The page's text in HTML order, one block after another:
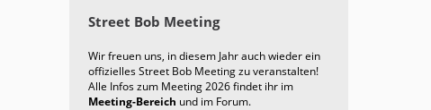
Street Bob Meeting
Wir freuen uns, in diesem Jahr auch wieder ein
offizielles Street Bob Meeting zu veranstalten!
Alle Infos zum Meeting 2026 findet ihr im
Meeting-Bereich und im Forum.